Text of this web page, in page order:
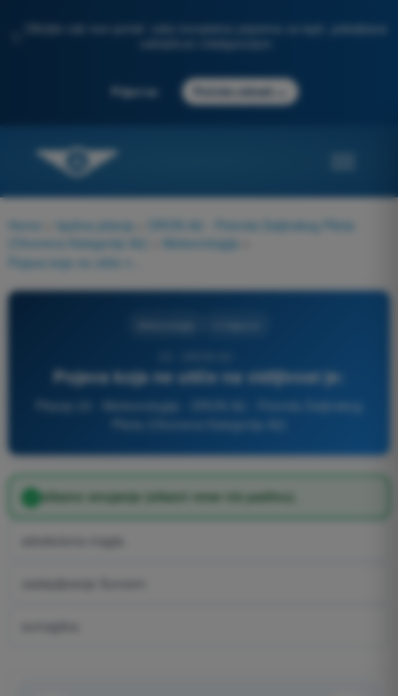
Otkrijte naš novi portal: vaša kompletna priprema za ispit, poboljšana
Prijavi se Počnite odmah
Home Ispitna pitanja
DRON A2 - Potvrda Daljinskog Pilota
(Otvorena Kategorija A2)
Meteorologija
Pojava koja ne utiče na vidljivost je:
Pitanje 23 - Meteorologija - DRON A2 - Potvrda Daljinskog
silazno strujanje (silazni vetar niz padinu).